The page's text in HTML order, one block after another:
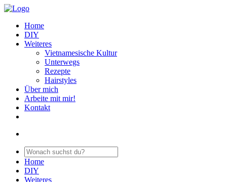
Home
DIY
Weiteres
Vietnamesische Kultur
Unterwegs
Rezepte
Hairstyles
Über mich
Arbeite mit mir!
Kontakt
Home
DIY
Weiteres